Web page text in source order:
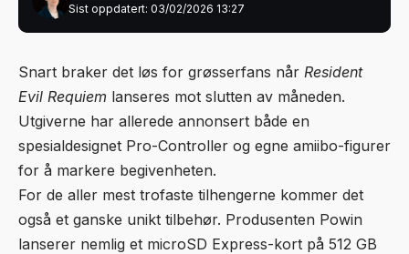
Sist oppdatert: 03/02/2026 13:27
Snart braker det løs for grøsserfans når Resident
Evil Requiem lanseres mot slutten av måneden.
Utgiverne har allerede annonsert både en
spesialdesignet Pro-Controller og egne amiibo-figurer
for å markere begivenheten.
For de aller mest trofaste tilhengerne kommer det
også et ganske unikt tilbehør. Produsenten Powin
lanserer nemlig et microSD Express-kort på 512 GB